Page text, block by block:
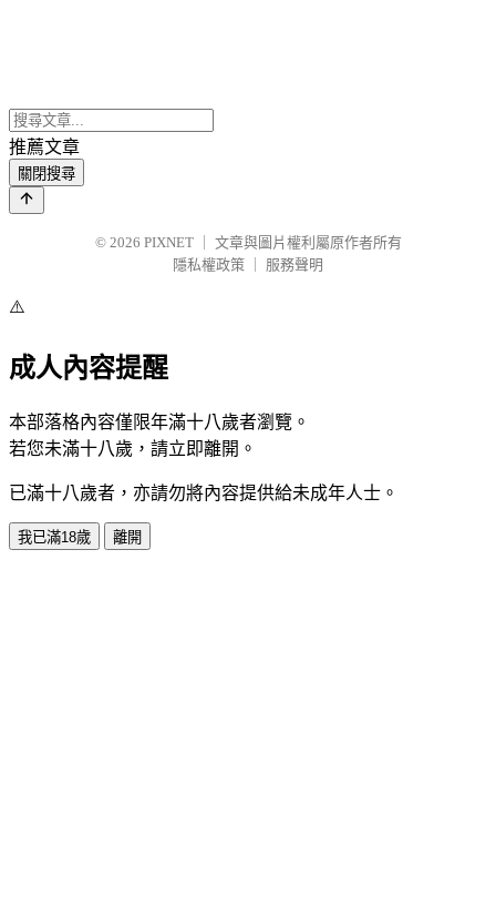
推薦文章
關閉搜尋
© 2026 PIXNET
文章與圖片權利屬原作者所有
隱私權政策
服務聲明
⚠️
成人內容提醒
本部落格內容僅限年滿十八歲者瀏覽。
若您未滿十八歲，請立即離開。
已滿十八歲者，亦請勿將內容提供給未成年人士。
我已滿18歲 離開